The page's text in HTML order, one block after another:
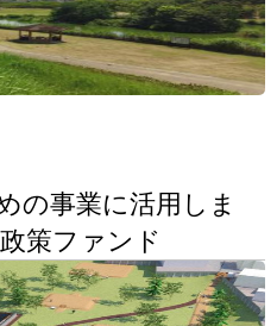
の事業に活用しま
策ファンド